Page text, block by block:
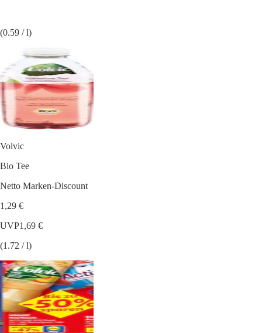
(0.59 / l)
Volvic
Bio Tee
Netto Marken-Discount
1,29 €
UVP1,69 €
(1.72 / l)